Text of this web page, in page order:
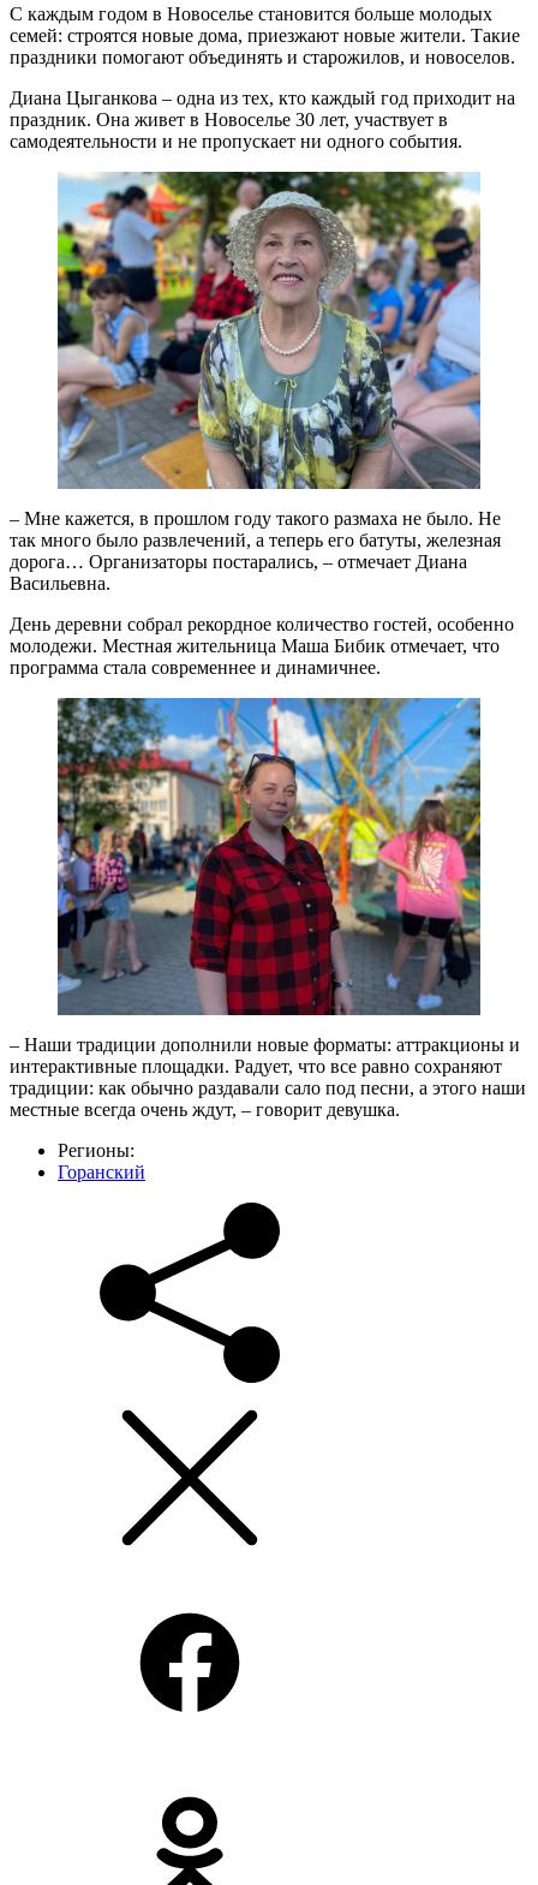
С каждым годом в Новоселье становится больше молодых
семей: строятся новые дома, приезжают новые жители. Такие
праздники помогают объединять и старожилов, и новоселов.
Диана Цыганкова – одна из тех, кто каждый год приходит на
праздник. Она живет в Новоселье 30 лет, участвует в
самодеятельности и не пропускает ни одного события.
– Мне кажется, в прошлом году такого размаха не было. Не
так много было развлечений, а теперь его батуты, железная
дорога… Организаторы постарались, – отмечает Диана
Васильевна.
День деревни собрал рекордное количество гостей, особенно
молодежи. Местная жительница Маша Бибик отмечает, что
программа стала современнее и динамичнее.
– Наши традиции дополнили новые форматы: аттракционы и
интерактивные площадки. Радует, что все равно сохраняют
традиции: как обычно раздавали сало под песни, а этого наши
местные всегда очень ждут, – говорит девушка.
Регионы:
Горанский